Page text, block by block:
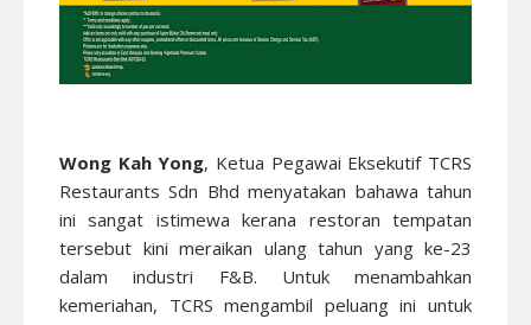
Wong Kah Yong, Ketua Pegawai Eksekutif TCRS
Restaurants Sdn Bhd menyatakan bahawa tahun
ini sangat istimewa kerana restoran tempatan
tersebut kini meraikan ulang tahun yang ke-23
dalam industri F&B. Untuk menambahkan
kemeriahan, TCRS mengambil peluang ini untuk